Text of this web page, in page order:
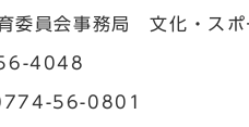
委員会事務局 文化・スポ
4048
56-0801